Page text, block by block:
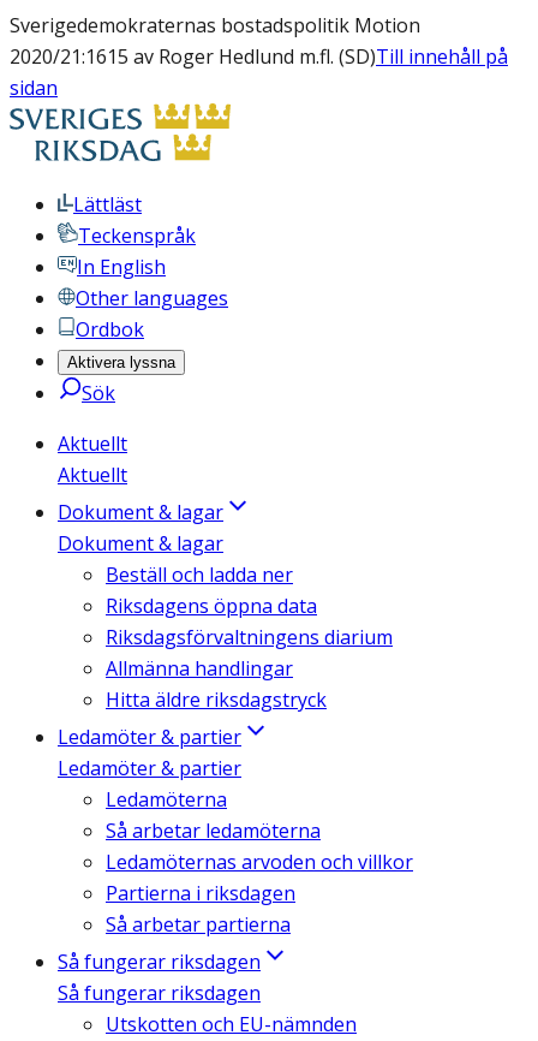
Sverigedemokraternas bostadspolitik Motion
2020/21:1615 av Roger Hedlund m.fl. (SD)Till innehåll på
sidan
Lättläst
Teckenspråk
In English
Other languages
Ordbok
Aktivera lyssna
Sök
Aktuellt
Aktuellt
Dokument & lagar
Dokument & lagar
Beställ och ladda ner
Riksdagens öppna data
Riksdagsförvaltningens diarium
Allmänna handlingar
Hitta äldre riksdagstryck
Ledamöter & partier
Ledamöter & partier
Ledamöterna
Så arbetar ledamöterna
Ledamöternas arvoden och villkor
Partierna i riksdagen
Så arbetar partierna
Så fungerar riksdagen
Så fungerar riksdagen
Utskotten och EU-nämnden